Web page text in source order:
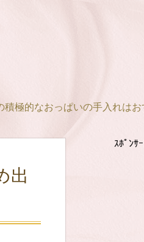
積極的なおっぱいの手入れは
出
ｽﾎﾟﾝｻ